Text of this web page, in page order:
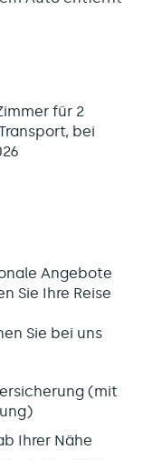
für 2
bei
Angebote
Sie Ihre Reise
Sie bei uns
(mit
Ihrer Nähe